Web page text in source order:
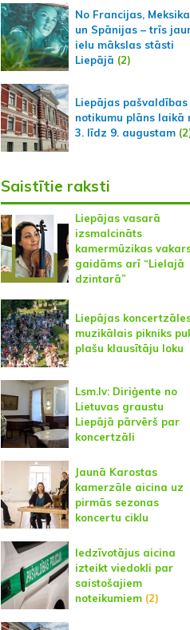
No Francijas,
un Spānijas – trīs
ielu mākslas stāsti
Liepājā (2)
Liepājas pašvaldības
notikumu plāns laikā
3. līdz 9. augustam
Saistītie raksti
Liepājas vasarā
izsmalcināts
kamermūzikas
gaidāms arī “Lielajā
dzintarā”
Liepājas
muzikālais pikniks
plašu klausītāju loku
Lsm.lv: Diriģente no
Lietuvas graustu
Liepājā pārvērš par
koncertzāli
Jaunā Karostas
kamerzāle aicina uz
pirmās sezonas
koncertu ciklu
Iedzīvotājus aicina
izteikt viedokli par
saistošajiem
noteikumiem (2)